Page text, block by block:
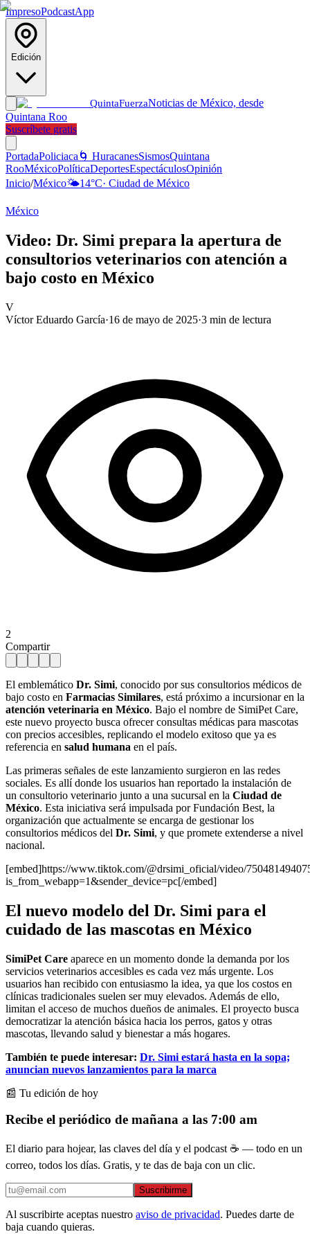
ImpresoPodcastApp
Edición
QuintaFuerzaNoticias de México, desde
Quintana Roo
Suscríbete gratis
PortadaPoliciaca 🌀 HuracanesSismosQuintana
RooMéxicoPolíticaDeportesEspectáculosOpinión
Inicio/México🌤️14°C· Ciudad de México
México
Video: Dr. Simi prepara la apertura de
consultorios veterinarios con atención a
bajo costo en México
V
Víctor Eduardo García·16 de mayo de 2025·3 min de lectura
2
Compartir
El emblemático Dr. Simi, conocido por sus consultorios médicos de
bajo costo en Farmacias Similares, está próximo a incursionar en la
atención veterinaria en México. Bajo el nombre de SimiPet Care,
este nuevo proyecto busca ofrecer consultas médicas para mascotas
con precios accesibles, replicando el modelo exitoso que ya es
referencia en salud humana en el país.
Las primeras señales de este lanzamiento surgieron en las redes
sociales. Es allí donde los usuarios han reportado la instalación de
un consultorio veterinario junto a una sucursal en la Ciudad de
México. Esta iniciativa será impulsada por Fundación Best, la
organización que actualmente se encarga de gestionar los
consultorios médicos del Dr. Simi, y que promete extenderse a nivel
nacional.
[embed]https://www.tiktok.com/@drsimi_oficial/video/
is_from_webapp=1&sender_device=pc[/embed]
El nuevo modelo del Dr. Simi para el
cuidado de las mascotas en México
SimiPet Care aparece en un momento donde la demanda por los
servicios veterinarios accesibles es cada vez más urgente. Los
usuarios han recibido con entusiasmo la idea, ya que los costos en
clínicas tradicionales suelen ser muy elevados. Además de ello,
limitan el acceso de muchos dueños de animales. El proyecto busca
democratizar la atención básica hacia los perros, gatos y otras
mascotas, llevando salud y bienestar a más hogares.
También te puede interesar: Dr. Simi estará hasta en la sopa;
anuncian nuevos lanzamientos para la marca
📰 Tu edición de hoy
Recibe el periódico de mañana a las 7:00 am
El diario para hojear, las claves del día y el podcast ☕ — todo en un
correo, todos los días. Gratis, y te das de baja con un clic.
Suscribirme
Al suscribirte aceptas nuestro aviso de privacidad. Puedes darte de
baja cuando quieras.